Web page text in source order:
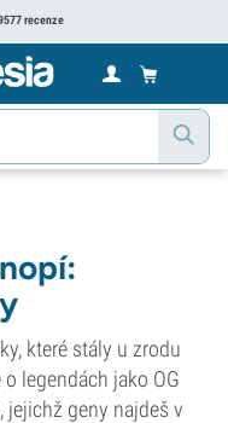
recenze
které stály u zrodu
legendách jako OG
jejichž geny najdeš v